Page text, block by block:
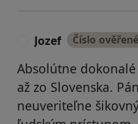
Jozef Číslo ověřené
Absolútne
až zo Slovenska.
neuveriteľne